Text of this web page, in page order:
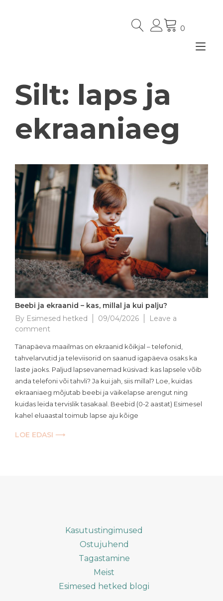
0
Silt: laps ja
ekraaniaeg
Beebi ja ekraanid – kas, millal ja kui palju?
By Esimesed hetked 09/04/2026
Leave a
comment
ja
ekraanid
–
kas,
millal
ja
kui
Tänapäeva maailmas on ekraanid kõikjal – telefonid,
tahvelarvutid ja televiisorid on saanud igapäeva osaks ka
laste jaoks. Paljud lapsevanemad küsivad: kas lapsele võib
anda telefoni või tahvli? Ja kui jah, siis millal? Loe, kuidas
ekraaniaeg mõjutab beebi ja väikelapse arengut ning
kuidas leida tervislik tasakaal. Beebid (0-2 aastat) Esimesel
kahel eluaastal toimub lapse aju kõige
LOE EDASI ⟶
Kasutustingimused
Ostujuhend
Tagastamine
Meist
Esimesed hetked blogi